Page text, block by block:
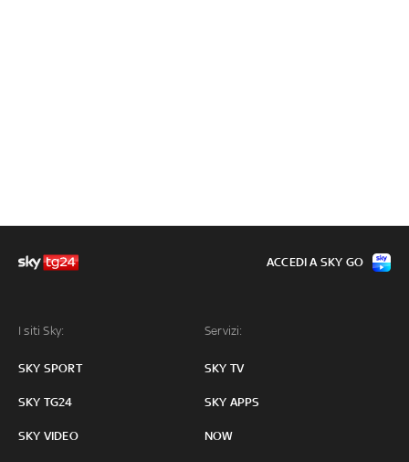
I siti Sky:
SKY SPORT
SKY TG24
SKY VIDEO
Servizi:
SKY TV
SKY APPS
NOW
ACCEDI A SKY GO